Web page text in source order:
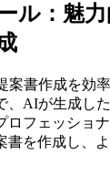
ル：魅
案書作成を効
、AIが生成し
ロフェッショ
書を作成し、